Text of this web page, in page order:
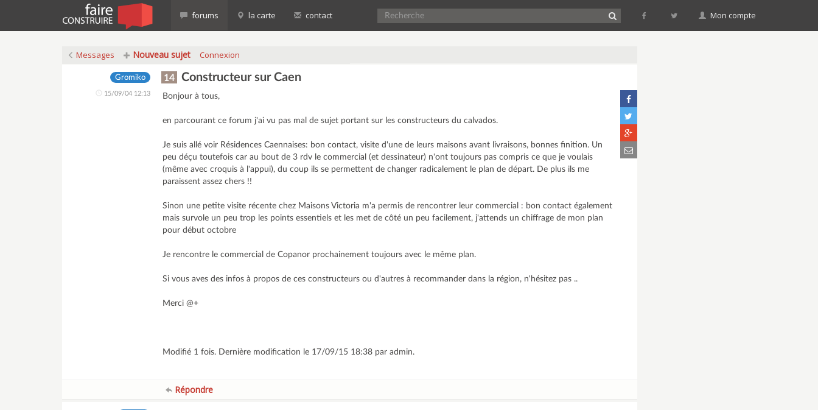
forums la carte contact Mon compte
Messages Nouveau sujet Connexion
Gromiko
15/09/04 12:13
14 Constructeur sur Caen
Bonjour à tous,
en parcourant ce forum j'ai vu pas mal de sujet portant sur les constructeurs du calvados.
Je suis allé voir Résidences Caennaises: bon contact, visite d'une de leurs maisons avant livraisons, bonnes finition. Un
peu déçu toutefois car au bout de 3 rdv le commercial (et dessinateur) n'ont toujours pas compris ce que je voulais
(même avec croquis à l'appui), du coup ils se permettent de changer radicalement le plan de départ. De plus ils me
paraissent assez chers !!
Sinon une petite visite récente chez Maisons Victoria m'a permis de rencontrer leur commercial : bon contact également
mais survole un peu trop les points essentiels et les met de côté un peu facilement, j'attends un chiffrage de mon plan
pour début octobre
Je rencontre le commercial de Copanor prochainement toujours avec le même plan.
Si vous aves des infos à propos de ces constructeurs ou d'autres à recommander dans la région, n'hésitez pas ..
Merci @+
Modifié 1 fois. Dernière modification le 17/09/15 18:38 par admin.
Répondre